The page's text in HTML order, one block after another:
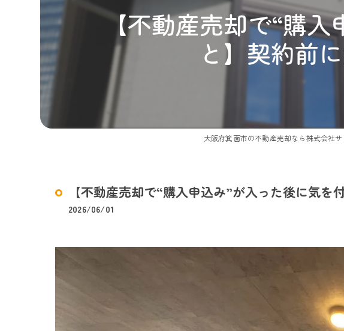
住
売
当
【不動産売却で“購入
と】契約前
大阪府箕面市の不動産売却なら株式会社
【不動産売却で“購入申込み”が入った後に気
2026/06/01